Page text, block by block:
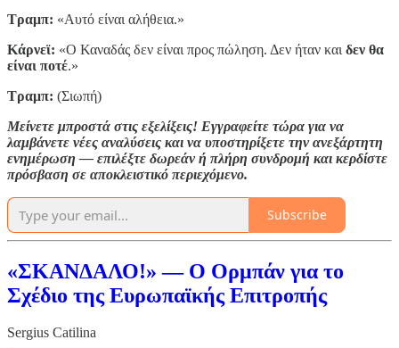
Τραμπ: «Αυτό είναι αλήθεια.»
Κάρνεϊ: «Ο Καναδάς δεν είναι προς πώληση. Δεν ήταν και δεν θα
είναι ποτέ.»
Τραμπ: (Σιωπή)
Μείνετε μπροστά στις εξελίξεις! Εγγραφείτε τώρα για να
λαμβάνετε νέες αναλύσεις και να υποστηρίξετε την ανεξάρτητη
ενημέρωση — επιλέξτε δωρεάν ή πλήρη συνδρομή και κερδίστε
πρόσβαση σε αποκλειστικό περιεχόμενο.
Subscribe
«ΣΚΑΝΔΑΛΟ!» — Ο Ορμπάν για το
Σχέδιο της Ευρωπαϊκής Επιτροπής
Sergius Catilina